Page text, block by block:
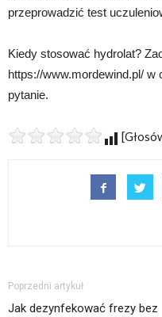
przeprowadzić test
Kiedy stosować hydrolat?
https://www.mordewind.pl/ w
pytanie.
Poprzedni artykuł
Jak dezynfekować frezy bez